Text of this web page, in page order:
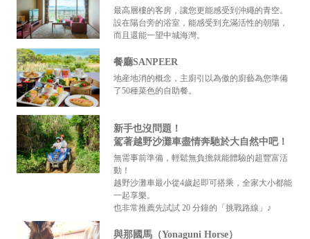
最高層樓的客房，讓您更能感受到沖繩的青空。
設在陽台旁的浴室，能感受到充滿活性的朝陽，
而且還能一望中城海灣。
餐廳SANPEER
地産地消的概念，主廚引以為傲的廚藝為您準備
了50種菜色的自助餐。
新手也沒問題！
駕著越野沙灘車盡情奔馳於大自然中吧！
無需事前準備，輕鬆無負擔就能體驗的超豐富活
動！
越野沙灘車最小從4歲起即可搭乘，全家大小都能
一起享樂。
也非常推薦先試試 20 分鐘的「挑戰路線」♪
與那國馬（Yonaguni Horse）